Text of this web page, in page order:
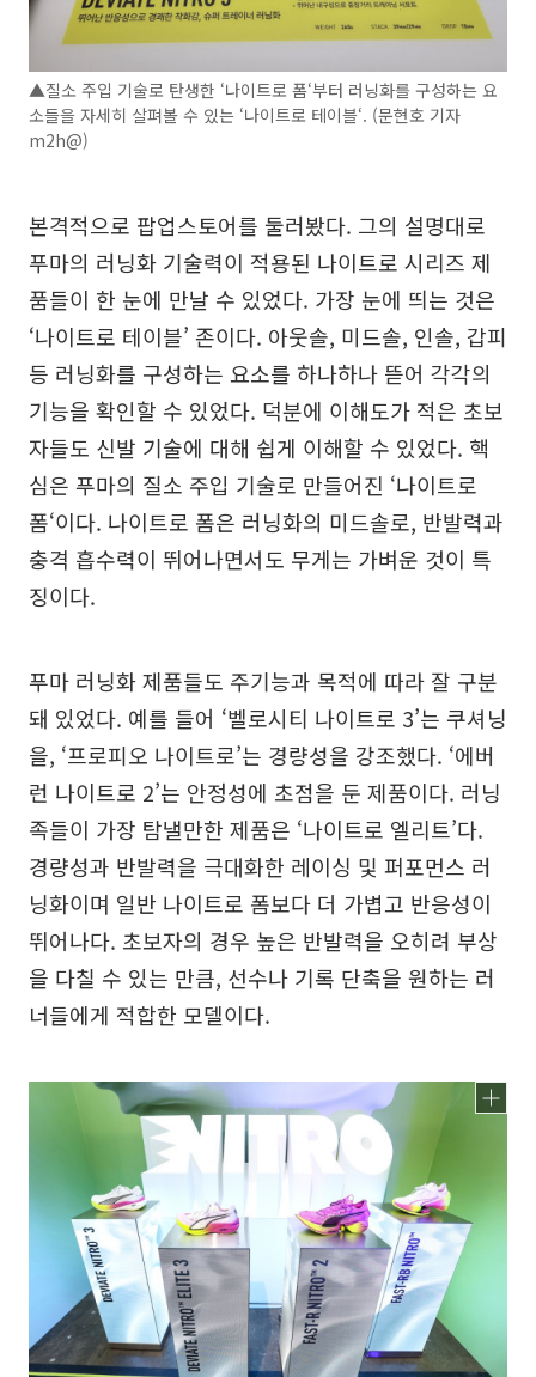
▲질소 주입 기술로 탄생한 ‘나이트로 폼‘부터 러닝화를 구성하는 요
소들을 자세히 살펴볼 수 있는 ‘나이트로 테이블‘. (문현호 기자
m2h@)
본격적으로 팝업스토어를 둘러봤다. 그의 설명대로
푸마의 러닝화 기술력이 적용된 나이트로 시리즈 제
품들이 한 눈에 만날 수 있었다. 가장 눈에 띄는 것은
‘나이트로 테이블’ 존이다. 아웃솔, 미드솔, 인솔, 갑피
등 러닝화를 구성하는 요소를 하나하나 뜯어 각각의
기능을 확인할 수 있었다. 덕분에 이해도가 적은 초보
자들도 신발 기술에 대해 쉽게 이해할 수 있었다. 핵
심은 푸마의 질소 주입 기술로 만들어진 ‘나이트로
폼‘이다. 나이트로 폼은 러닝화의 미드솔로, 반발력과
충격 흡수력이 뛰어나면서도 무게는 가벼운 것이 특
징이다.
푸마 러닝화 제품들도 주기능과 목적에 따라 잘 구분
돼 있었다. 예를 들어 ‘벨로시티 나이트로 3’는 쿠셔닝
을, ‘프로피오 나이트로’는 경량성을 강조했다. ‘에버
런 나이트로 2’는 안정성에 초점을 둔 제품이다. 러닝
족들이 가장 탐낼만한 제품은 ‘나이트로 엘리트’다.
경량성과 반발력을 극대화한 레이싱 및 퍼포먼스 러
닝화이며 일반 나이트로 폼보다 더 가볍고 반응성이
뛰어나다. 초보자의 경우 높은 반발력을 오히려 부상
을 다칠 수 있는 만큼, 선수나 기록 단축을 원하는 러
너들에게 적합한 모델이다.